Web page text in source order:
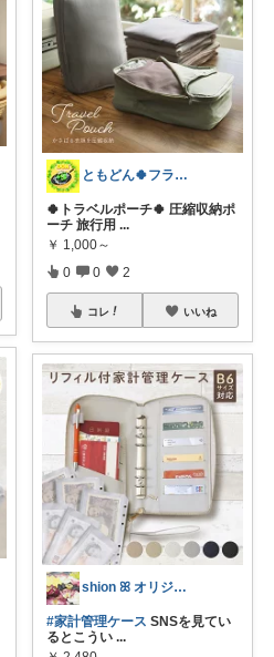
ともどん🍀フライパン料理ある暮らし🍳
🍀トラベルポーチ🍀 圧縮収納ポ
ーチ 旅行用 ...
￥ 1,000～
0 0 2
コレ いいね
shion ꕤ オリジナル写真多め♡
#家計管理ケース SNSを見てい
るとこうい ...